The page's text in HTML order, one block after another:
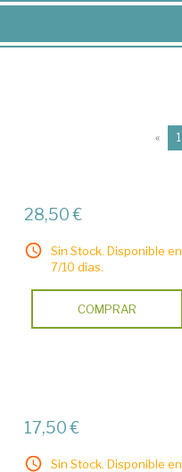
« 1
28,50 €
Sin Stock. Disponible en
7/10 días.
COMPRAR
17,50 €
Sin Stock. Disponible en